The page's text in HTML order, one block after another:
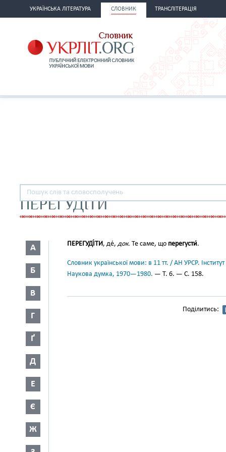
УКРАЇНСЬКА ЛІТЕРАТУРА СЛОВНИК ТРАНСЛІТЕРАЦІЯ
ПЕРЕГУДІТИ
А
Б
В
Г
Ґ
Д
Е
Є
Ж
ПЕРЕГУДІ́ТИ, де́, док. Те саме, що перегусти́.
Словник української мови: в 11 тт. / АН УРСР.
Наукова думка, 1970—1980. — Т. 6. — С. 158.
Поділитись: